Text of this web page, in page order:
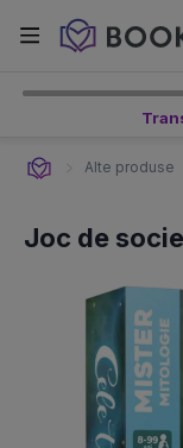
Alte produse
Joc de